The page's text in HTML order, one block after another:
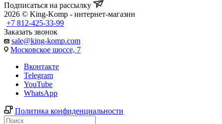
Подписаться на рассылку
2026 © King-Komp - интернет-магазин
+7 812-425-33-99
Заказать звонок
sale@king-komp.com
Московское шоссе, 7
Вконтакте
Telegram
YouTube
WhatsApp
Политика конфиденциальности